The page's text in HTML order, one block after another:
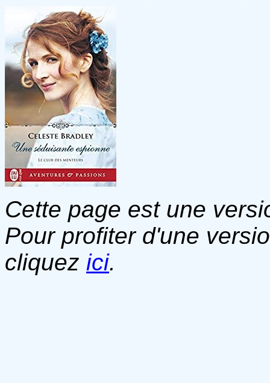
Cette page est une
Pour profiter d'une
cliquez ici.